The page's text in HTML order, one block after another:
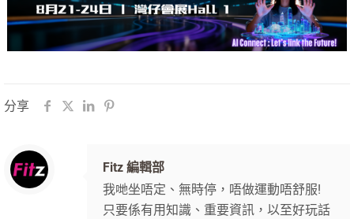
分享
Fitz 編輯部
我哋坐唔定、無時停，唔做運動唔舒服!
只要係有用知識、重要資訊，以至好玩話